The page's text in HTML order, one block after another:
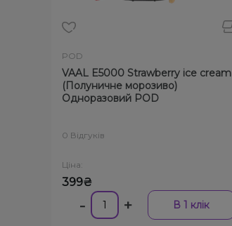
POD
VAAL E5000 Strawberry ice cream
(Полуничне морозиво)
Одноразовий POD
0 Відгуків
Ціна:
399₴
- + В 1 клік